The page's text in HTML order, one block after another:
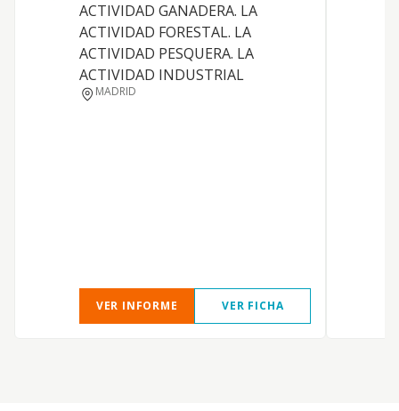
ACTIVIDAD GANADERA. LA
ACTIVIDAD FORESTAL. LA
ACTIVIDAD PESQUERA. LA
ACTIVIDAD INDUSTRIAL
MADRID
VER INFORME VER FICHA